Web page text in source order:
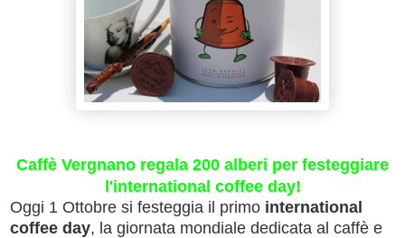
Caffè Vergnano regala 200 alberi per festeggiare
l'international coffee day!
Oggi 1 Ottobre si festeggia il primo international
coffee day, la giornata mondiale dedicata al caffè e